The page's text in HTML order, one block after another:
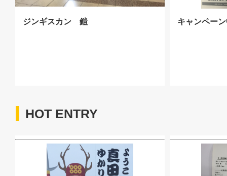
ジンギスカン 鎧 キャンペー
HOT ENTRY